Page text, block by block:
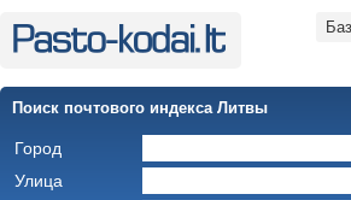
Поиск почтового индекса Литвы
Город
Улица